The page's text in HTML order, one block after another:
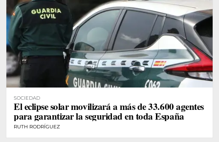
SOCIEDAD
El eclipse solar movilizará a más de 33.600 agentes
para garantizar la seguridad en toda España
RUTH RODRÍGUEZ